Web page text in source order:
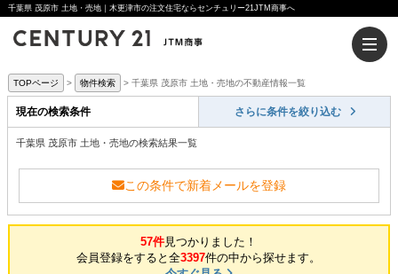
千葉県 茂原市 土地・売地｜木更津市の注文住宅ならセンチュリー21JTM商事へ
TOPページ 物件検索 千葉県 茂原市 土地・売地の不動産情報一覧
現在の検索条件 さらに条件を絞り込む
千葉県 茂原市 土地・売地の検索結果一覧
この条件で新着メールを登録
57件見つかりました！
会員登録をすると全3397件の中から探せます。